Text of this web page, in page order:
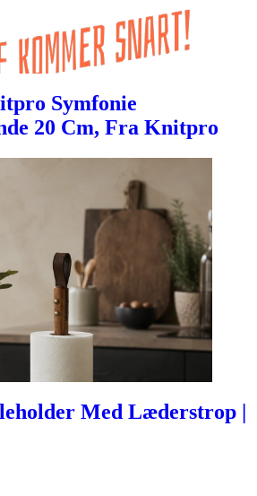
Symfonie
20 Cm, Fra Knitpro
Med Læderstrop |